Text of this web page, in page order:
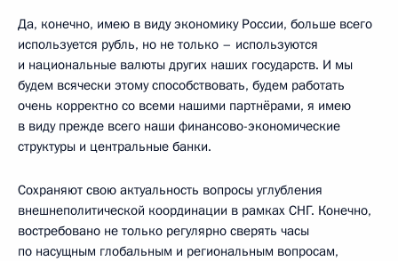
Да, конечно, имею в виду экономику России, больше всего
используется рубль, но не только – используются
и национальные валюты других наших государств. И мы
будем всячески этому способствовать, будем работать
очень корректно со всеми нашими партнёрами, я имею
в виду прежде всего наши финансово-экономические
структуры и центральные банки.
Сохраняют свою актуальность вопросы углубления
внешнеполитической координации в рамках СНГ. Конечно,
востребовано не только регулярно сверять часы
по насущным глобальным и региональным вопросам,